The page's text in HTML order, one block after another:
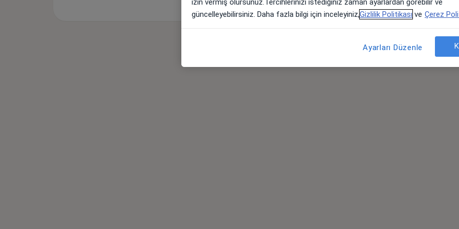
izin vermiş olursunuz.Tercihlerinizi istediğiniz zaman ayarlardan görebilir ve
güncelleyebilirsiniz. Daha fazla bilgi için inceleyiniz,Gizlilik Politikası ve Çerez
Ayarları Düzenle